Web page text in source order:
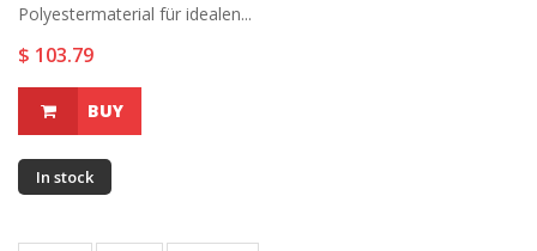
Polyestermaterial für idealen...
$ 103.79
BUY
In stock